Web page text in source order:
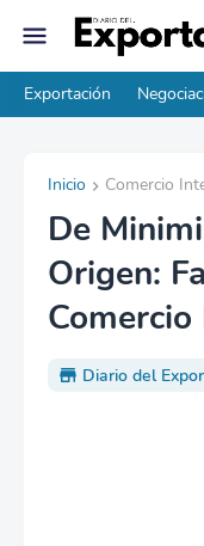
Exportación
Inicio Comercio
De
Origen:
Diario del